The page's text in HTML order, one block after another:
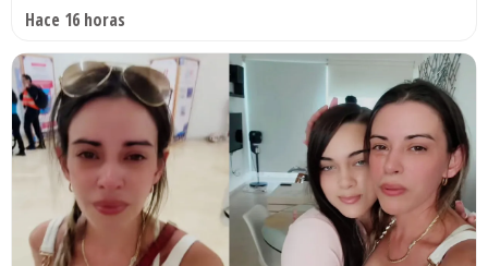
Hace 16 horas